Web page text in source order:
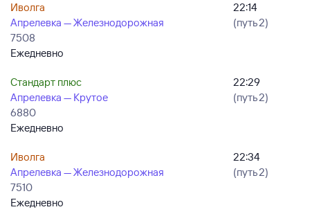
Иволга
Апрелевка — Железнодорожная
7508
Ежедневно
22:14
(путь 2)
Стандарт плюс
Апрелевка — Крутое
6880
Ежедневно
22:29
(путь 2)
Иволга
Апрелевка — Железнодорожная
7510
Ежедневно
22:34
(путь 2)